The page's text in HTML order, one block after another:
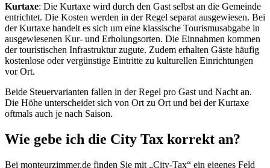
Kurtaxe: Die Kurtaxe wird durch den Gast selbst an die Gemeinde
entrichtet. Die Kosten werden in der Regel separat ausgewiesen. Bei
der Kurtaxe handelt es sich um eine klassische Tourismusabgabe in
ausgewiesenen Kur- und Erholungsorten. Die Einnahmen kommen
der touristischen Infrastruktur zugute. Zudem erhalten Gäste häufig
kostenlose oder vergünstige Eintritte zu kulturellen Einrichtungen
vor Ort.
Beide Steuervarianten fallen in der Regel pro Gast und Nacht an.
Die Höhe unterscheidet sich von Ort zu Ort und bei der Kurtaxe
oftmals auch je nach Saison.
Wie gebe ich die City Tax korrekt an?
Bei monteurzimmer.de finden Sie mit „City-Tax“ ein eigenes Feld